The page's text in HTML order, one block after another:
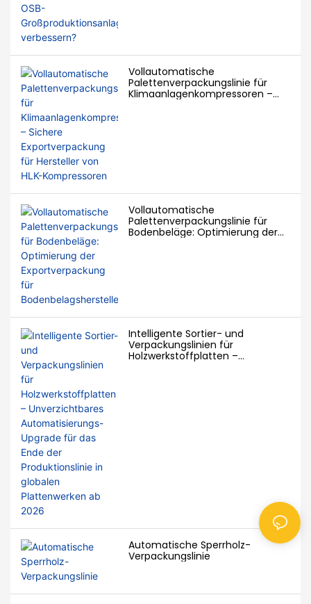
Vollautomatische
Palettenverpackungslinie für
Klimaanlagenkompressoren –
Vollautomatische
Palettenverpackungslinie für
Bodenbeläge: Optimierung der
Intelligente Sortier- und
Verpackungslinien für
Holzwerkstoffplatten –
Automatische Sperrholz-
Verpackungslinie